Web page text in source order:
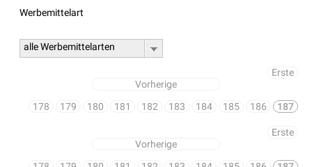
Werbemittelart
alle Werbemittelarten
Erste
Vorherige
178
179 180 181 182 183 184 185 186 187
Erste
Vorherige